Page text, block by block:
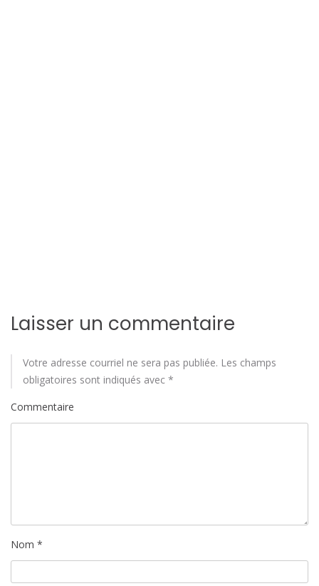
a
r
t
i
Laisser un commentaire
Votre adresse courriel ne sera pas publiée. Les champs
obligatoires sont indiqués avec *
Commentaire
Nom *